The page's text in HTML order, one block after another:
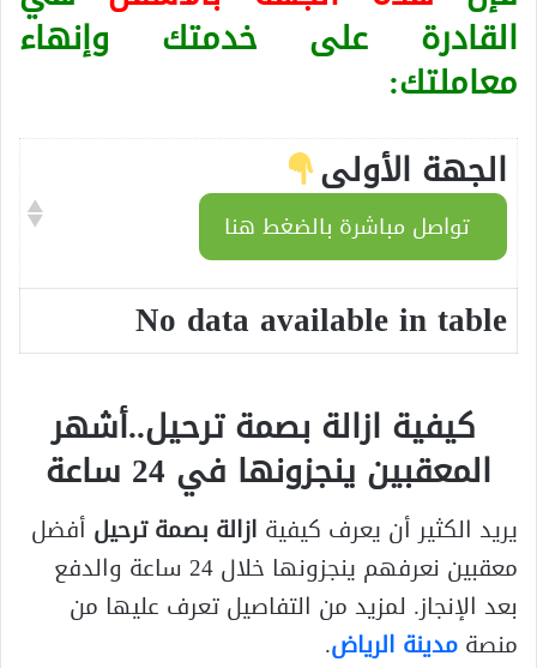
القادرة على خدمتك وإنهاء
معاملتك:
الجهة الأولى
تواصل مباشرة بالضغط هنا
No data available in table
كيفية ازالة بصمة ترحيل..أشهر
المعقبين ينجزونها في 24 ساعة
يريد الكثير أن يعرف كيفية ازالة بصمة ترحيل أفضل
معقبين نعرفهم ينجزونها خلال 24 ساعة والدفع
بعد الإنجاز. لمزيد من التفاصيل تعرف عليها من
منصةمدينة الرياض.